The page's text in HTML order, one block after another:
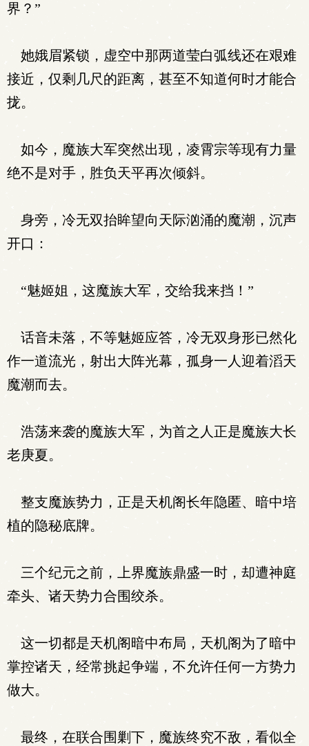
界？”
她娥眉紧锁，虚空中那两道莹白弧线还在艰难
接近，仅剩几尺的距离，甚至不知道何时才能合
拢。
如今，魔族大军突然出现，凌霄宗等现有力量
绝不是对手，胜负天平再次倾斜。
身旁，冷无双抬眸望向天际汹涌的魔潮，沉声
开口：
“魅姬姐，这魔族大军，交给我来挡！”
话音未落，不等魅姬应答，冷无双身形已然化
作一道流光，射出大阵光幕，孤身一人迎着滔天
魔潮而去。
浩荡来袭的魔族大军，为首之人正是魔族大长
老庚夏。
整支魔族势力，正是天机阁长年隐匿、暗中培
植的隐秘底牌。
三个纪元之前，上界魔族鼎盛一时，却遭神庭
牵头、诸天势力合围绞杀。
这一切都是天机阁暗中布局，天机阁为了暗中
掌控诸天，经常挑起争端，不允许任何一方势力
做大。
最终，在联合围剿下，魔族终究不敌，看似全